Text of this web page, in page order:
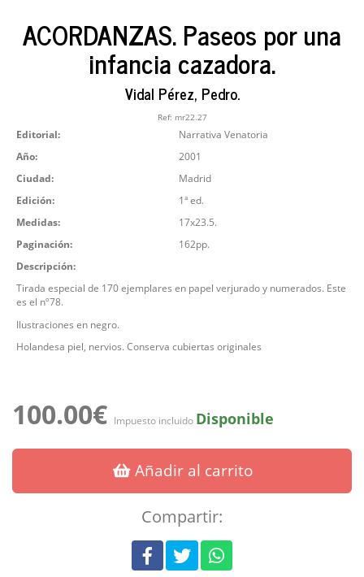
ACORDANZAS. Paseos por una
infancia cazadora.
Vidal Pérez, Pedro.
Ref: mr22.27
Editorial:
Narrativa Venatoria
Año:
2001
Ciudad:
Madrid
Edición:
1ª ed.
Medidas:
17x23.5.
Paginación:
162pp.
Descripción:
Tirada especial de 170 ejemplares en papel verjurado y numerados. Este
es el nº78.
Ilustraciones en negro.
Holandesa piel, nervios. Conserva cubiertas originales
100.00€ Impuesto incluido Disponible
Añadir al carrito
Compartir: